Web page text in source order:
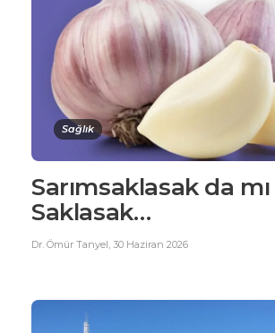
Sağlık
Sarımsaklasak da mı
Saklasak…
Dr. Ömür Tanyel, 30 Haziran 2026